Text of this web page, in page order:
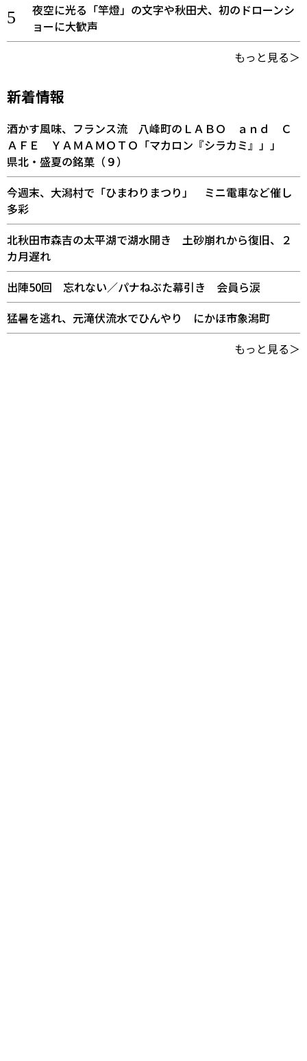
夜空に光る「竿燈」の文字や秋田犬、初のドローンシ
ョーに大歓声
もっと見る＞
新着情報
酒かす風味、フランス流 八峰町のＬＡＢＯ ａｎｄ Ｃ
ＡＦＥ ＹＡＭＡＭＯＴＯ「マカロン『シラカミ』」」
県北・盛夏の銘菓（９）
今週末、大潟村で「ひまわりまつり」 ミニ電車など催し
多彩
北秋田市森吉の太平湖で湖水開き 土砂崩れから復旧、２
カ月遅れ
出陣50回 忘れない／パナねぶた幕引き 会員ら涙
猛暑を逃れ、元滝伏流水でひんやり にかほ市象潟町
もっと見る＞